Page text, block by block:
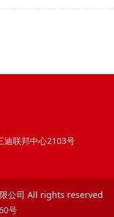
迪联邦中心2103号
公司 All rights reserved
号